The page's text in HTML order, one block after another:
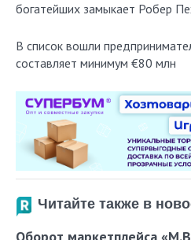
богатейших замыкает Робер
В список вошли
составляет минимум €80 млн
Читайте также в